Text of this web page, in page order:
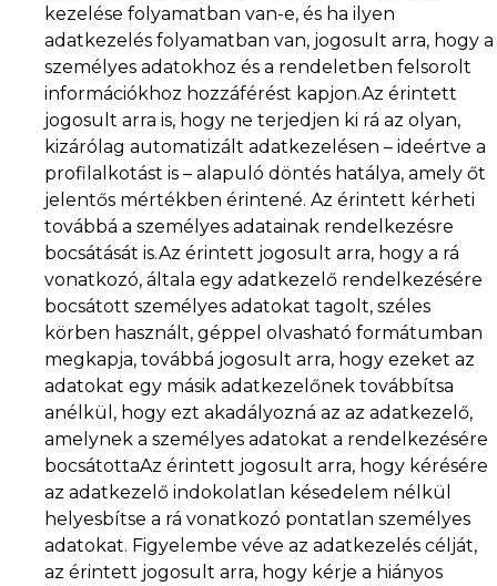
kezelése folyamatban van-e, és ha ilyen
adatkezelés folyamatban van, jogosult arra, hogy a
személyes adatokhoz és a rendeletben felsorolt
információkhoz hozzáférést kapjon.Az érintett
jogosult arra is, hogy ne terjedjen ki rá az olyan,
kizárólag automatizált adatkezelésen – ideértve a
profilalkotást is – alapuló döntés hatálya, amely őt
jelentős mértékben érintené. Az érintett kérheti
továbbá a személyes adatainak rendelkezésre
bocsátását is.Az érintett jogosult arra, hogy a rá
vonatkozó, általa egy adatkezelő rendelkezésére
bocsátott személyes adatokat tagolt, széles
körben használt, géppel olvasható formátumban
megkapja, továbbá jogosult arra, hogy ezeket az
adatokat egy másik adatkezelőnek továbbítsa
anélkül, hogy ezt akadályozná az az adatkezelő,
amelynek a személyes adatokat a rendelkezésére
bocsátottaAz érintett jogosult arra, hogy kérésére
az adatkezelő indokolatlan késedelem nélkül
helyesbítse a rá vonatkozó pontatlan személyes
adatokat. Figyelembe véve az adatkezelés célját,
az érintett jogosult arra, hogy kérje a hiányos